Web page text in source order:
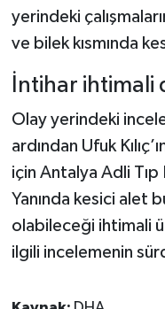
yerindeki
ve bilek kısmında
İntihar
Olay yerindeki
ardından Ufuk
için Antalya Adli Tıp
Yanında kesici alet
olabileceği ihtimali
ilgili incelemenin